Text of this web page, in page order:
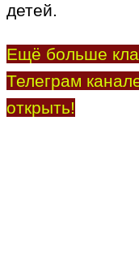
детей.
Ещё больше
Телеграм
открыть!